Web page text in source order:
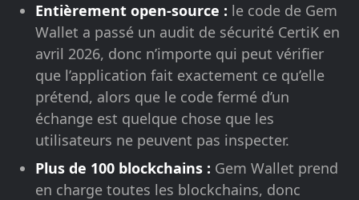
Entièrement open-source : le code de Gem
Wallet a passé un audit de sécurité CertiK en
avril 2026, donc n’importe qui peut vérifier
que l’application fait exactement ce qu’elle
prétend, alors que le code fermé d’un
échange est quelque chose que les
utilisateurs ne peuvent pas inspecter.
Plus de 100 blockchains : Gem Wallet prend
en charge toutes les blockchains, donc